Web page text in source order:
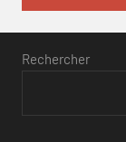
Rechercher